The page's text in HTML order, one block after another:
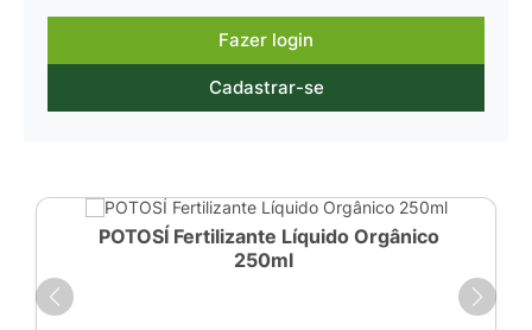
Fazer login
Cadastrar-se
POTOSÍ Fertilizante Líquido Orgânico
250ml